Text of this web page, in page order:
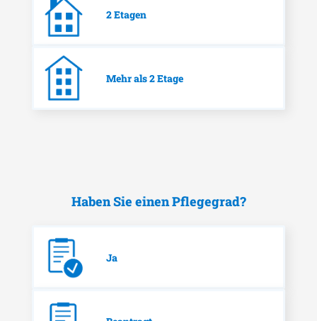
2 Etagen
Mehr als 2 Etage
Haben Sie einen Pflegegrad?
Ja